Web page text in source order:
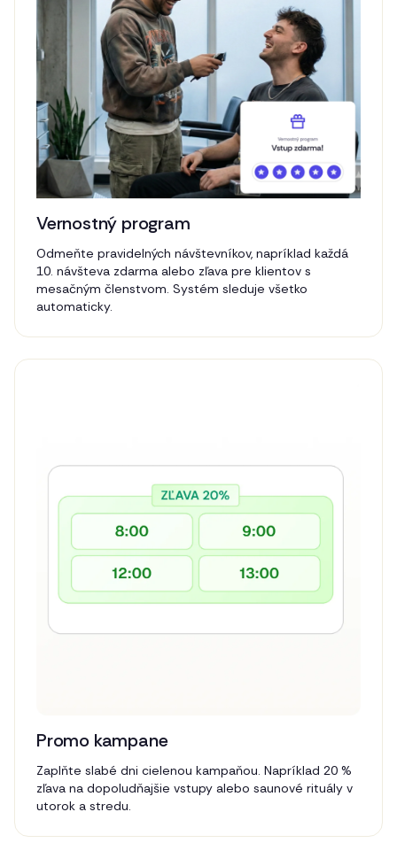
Vernostný program
Odmeňte pravidelných návštevníkov, napríklad každá
10. návšteva zdarma alebo zľava pre klientov s
mesačným členstvom. Systém sleduje všetko
automaticky.
Promo kampane
Zaplňte slabé dni cielenou kampaňou. Napríklad 20 %
zľava na dopoludňajšie vstupy alebo saunové rituály v
utorok a stredu.